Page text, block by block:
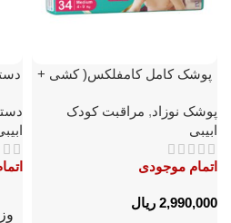
پوشک کامل کامفلکس( کشی +
34 عددیپوشک نوزاد, مراقبت کودک
ابیبی
اتمام موجودی
ریال